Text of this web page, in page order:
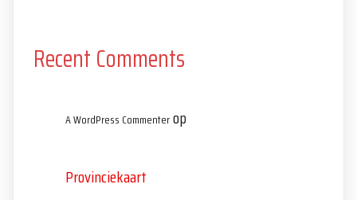
Recent Comments
A WordPress Commenterop
Provinciekaart